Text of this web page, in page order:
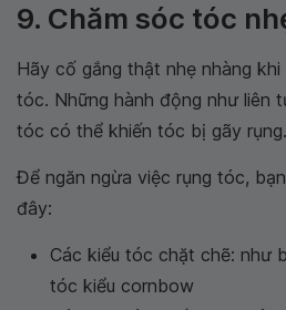
9. Chăm sóc tóc
Hãy cố gắng thật nhẹ nhàng
tóc. Những hành động như liên
tóc có thể khiến tóc bị gãy rụng.
Để ngăn ngừa việc rụng tóc,
đây:
Các kiểu tóc chặt chẽ: như
tóc kiểu cornbow